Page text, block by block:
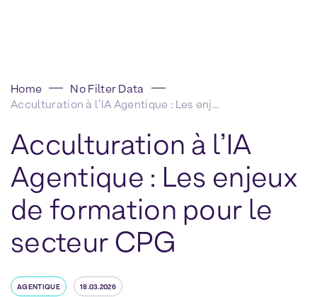
Home
No Filter Data
Acculturation à l’IA Agentique : Les enjeux de formation pour le secteur CPG
Acculturation à l’IA
Agentique : Les enjeux
de formation pour le
secteur CPG
AGENTIQUE 18.03.2026